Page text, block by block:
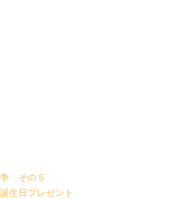
争 その５
生日プレゼント